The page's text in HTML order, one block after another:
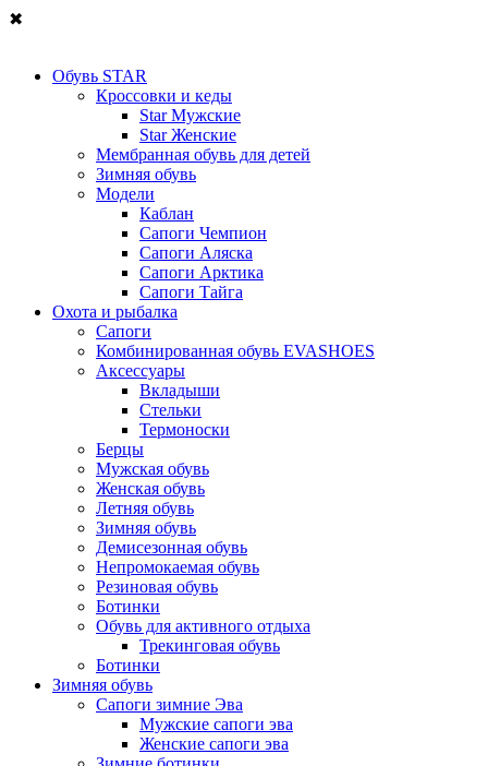
✖
Обувь STAR
Кроссовки и кеды
Star Мужские
Star Женские
Мембранная обувь для детей
Зимняя обувь
Модели
Каблан
Сапоги Чемпион
Сапоги Аляска
Сапоги Арктика
Сапоги Тайга
Охота и рыбалка
Сапоги
Комбинированная обувь EVASHOES
Аксессуары
Вкладыши
Стельки
Термоноски
Берцы
Мужская обувь
Женская обувь
Летняя обувь
Зимняя обувь
Демисезонная обувь
Непромокаемая обувь
Резиновая обувь
Ботинки
Обувь для активного отдыха
Трекинговая обувь
Ботинки
Зимняя обувь
Сапоги зимние Эва
Мужские сапоги эва
Женские сапоги эва